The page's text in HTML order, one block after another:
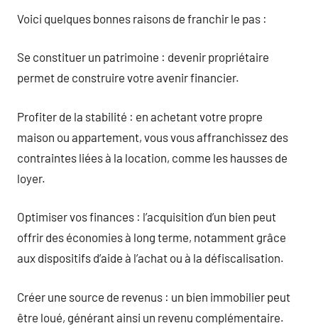
Voici quelques bonnes raisons de franchir le pas :
Se constituer un patrimoine : devenir propriétaire
permet de construire votre avenir financier.
Profiter de la stabilité : en achetant votre propre
maison ou appartement, vous vous affranchissez des
contraintes liées à la location, comme les hausses de
loyer.
Optimiser vos finances : l’acquisition d’un bien peut
offrir des économies à long terme, notamment grâce
aux dispositifs d’aide à l’achat ou à la défiscalisation.
Créer une source de revenus : un bien immobilier peut
être loué, générant ainsi un revenu complémentaire.